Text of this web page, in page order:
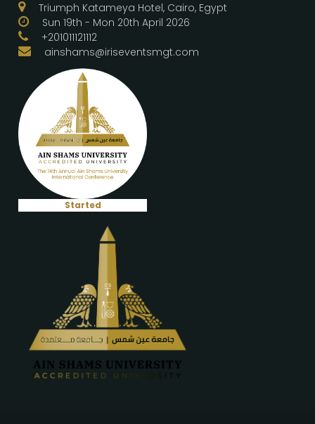
Triumph Katameya Hotel, Cairo, Egypt
Sun 19th - Mon 20th April 2026
+201011121112
ainshams@iriseventsmgt.com
Started